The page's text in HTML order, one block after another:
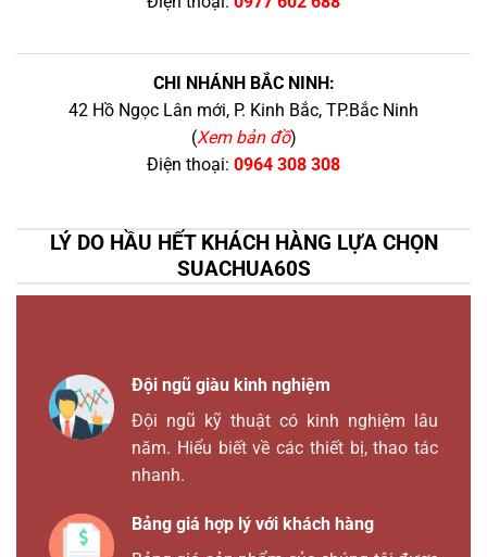
CHI NHÁNH BẮC NINH:
42 Hồ Ngọc Lân mới, P. Kinh Bắc, TP.Bắc Ninh
(Xem bản đồ)
Điện thoại: 0964 308 308
LÝ DO HẦU HẾT KHÁCH HÀNG LỰA CHỌN
SUACHUA60S
Đội ngũ giàu kinh nghiệm
Đội ngũ kỹ thuật có kinh nghiệm lâu
năm. Hiểu biết về các thiết bị, thao tác
nhanh.
Bảng giá hợp lý với khách hàng